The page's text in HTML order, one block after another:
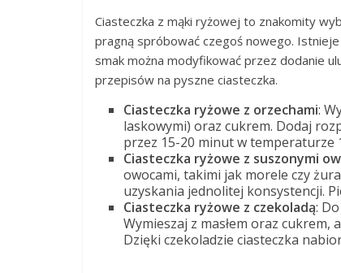
Ciasteczka z mąki ryżowej to znakomity
pragną spróbować czegoś nowego.
smak można modyfikować przez dodanie
przepisów na pyszne ciasteczka.
Ciasteczka ryżowe z orzechami:
laskowymi) oraz cukrem. Dodaj
przez 15-20 minut w temperaturze
Ciasteczka ryżowe z suszonymi
owocami, takimi jak morele czy
uzyskania jednolitej konsystencji.
Ciasteczka ryżowe z czekoladą:
Wymieszaj z masłem oraz cukrem,
Dzięki czekoladzie ciasteczka